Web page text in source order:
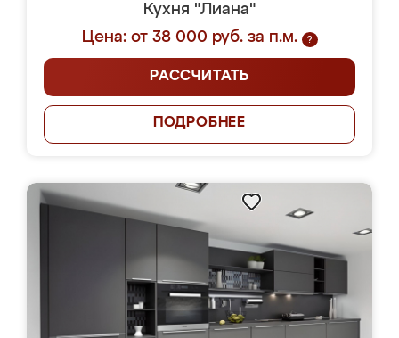
Кухня "Лиана"
Цена: от 38 000 руб. за п.м.
?
РАССЧИТАТЬ
ПОДРОБНЕЕ